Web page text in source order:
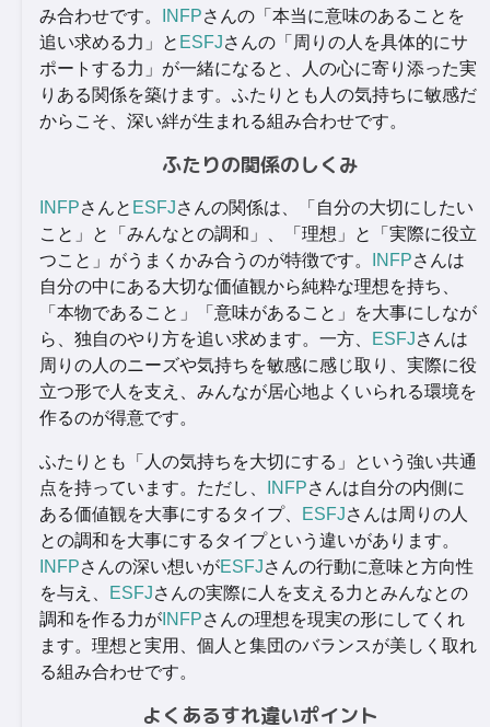
み合わせです。
INFPさんの「本当に意味のあることを
追い求める力」と ESFJさんの「周りの人を具体的にサ
ポートする力」が一緒になると、人の心に寄り添った実
りある関係を築けます。ふたりとも人の気持ちに敏感だ
からこそ、深い絆が生まれる組み合わせです。
ふたりの関係のしくみ
INFPさんと ESFJさんの関係は、「自分の大切にしたい
こと」と「みんなとの調和」、「理想」と「実際に役立
つこと」がうまくかみ合うのが特徴です。
INFPさんは
自分の中にある大切な価値観から純粋な理想を持ち、
「本物であること」「意味があること」を大事にしなが
ら、独自のやり方を追い求めます。一方、
ESFJさんは
周りの人のニーズや気持ちを敏感に感じ取り、実際に役
立つ形で人を支え、みんなが居心地よくいられる環境を
作るのが得意です。
ふたりとも「人の気持ちを大切にする」という強い共通
点を持っています。ただし、
INFPさんは自分の内側に
ある価値観を大事にするタイプ、
ESFJさんは周りの人
との調和を大事にするタイプという違いがあります。
INFPさんの深い想いがESFJさんの行動に意味と方向性
を与え、
ESFJさんの実際に人を支える力とみんなとの
調和を作る力が INFPさんの理想を現実の形にしてくれ
ます。理想と実用、個人と集団のバランスが美しく取れ
る組み合わせです。
よくあるすれ違いポイント